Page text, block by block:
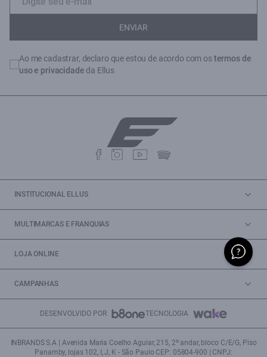
ENVIAR
Ao me cadastrar, declaro que estou de acordo com ostermos de
uso e privacidade da Ellus
INSTITUCIONAL ELLUS
MULTIMARCAS E FRANQUIAS
LOJA ONLINE
CAMPANHAS
DESENVOLVIDO POR TECNOLOGIA
INBRANDS S.A | Avenida Maria Coelho Aguiar, 215, 2º andar, bloco C/E/G, Piso
Panamby, lojas 102, I, J, K - São Paulo CEP: 05804-900 | CNPJ: